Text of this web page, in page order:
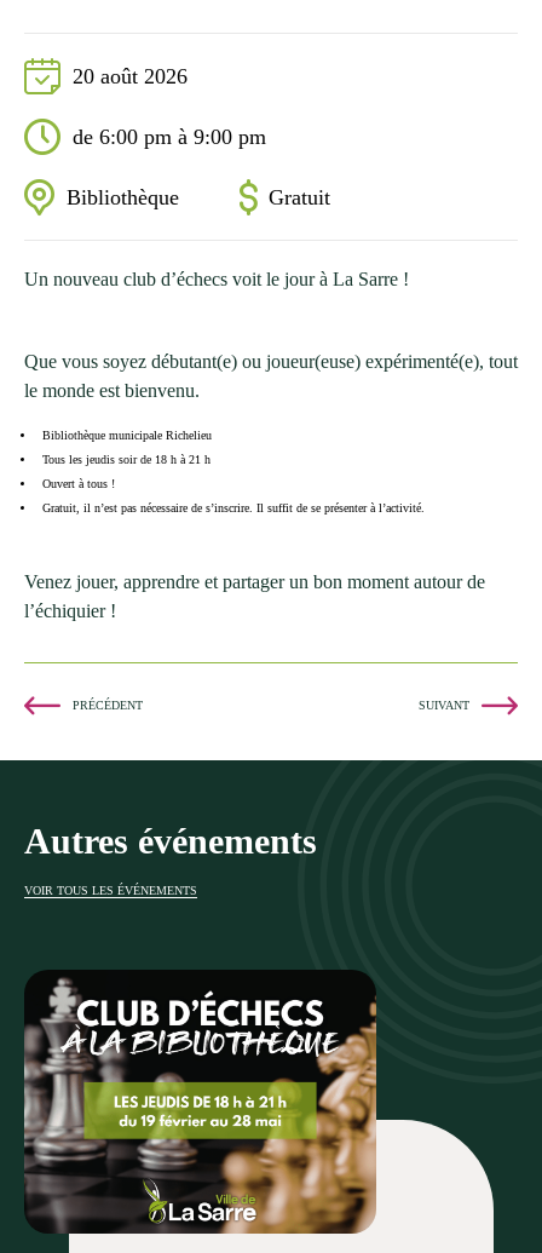
20 août 2026
de 6:00 pm à 9:00 pm
Bibliothèque Gratuit
Un nouveau club d’échecs voit le jour à La Sarre !
Que vous soyez débutant(e) ou joueur(euse) expérimenté(e), tout
le monde est bienvenu.
Bibliothèque municipale Richelieu
Tous les jeudis soir de 18 h à 21 h
Ouvert à tous !
Gratuit, il n’est pas nécessaire de s’inscrire. Il suffit de se présenter à l’activité.
Venez jouer, apprendre et partager un bon moment autour de
l’échiquier !
PRÉCÉDENT SUIVANT
Autres événements
VOIR TOUS LES ÉVÉNEMENTS